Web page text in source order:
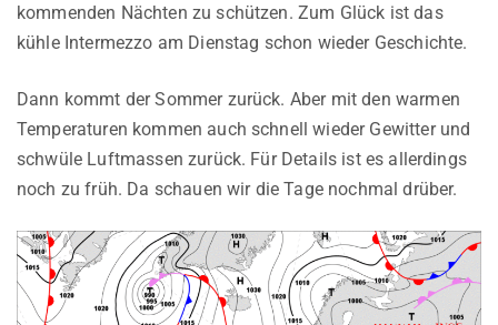
kommenden Nächten zu schützen. Zum Glück ist das
kühle Intermezzo am Dienstag schon wieder Geschichte.
Dann kommt der Sommer zurück. Aber mit den warmen
Temperaturen kommen auch schnell wieder Gewitter und
schwüle Luftmassen zurück. Für Details ist es allerdings
noch zu früh. Da schauen wir die Tage nochmal drüber.